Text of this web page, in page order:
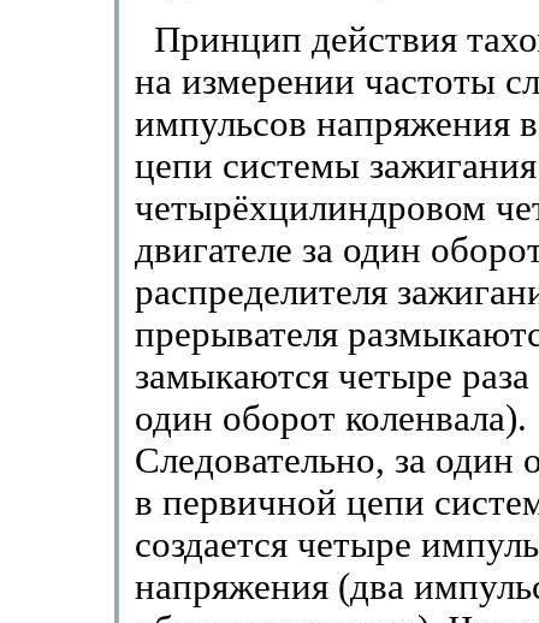
Принцип действия
на измерении частоты
импульсов напряжения
цепи системы
четырёхцилиндровом
двигателе за один
распределителя
прерывателя
замыкаются четыре раза
один оборот коленвала).
Следовательно, за один
в первичной цепи
создается четыре
напряжения (два